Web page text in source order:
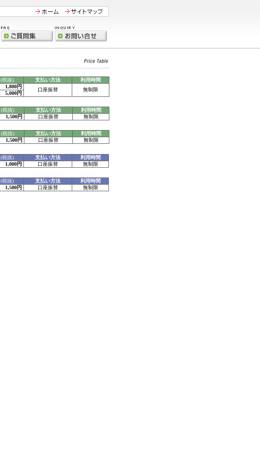
(税抜) 支払い方法
利用時間
1,800円
口座振替 無制限
5,000円
(税抜) 支払い方法
利用時間
1,500円 口座振替 無制限
(税抜) 支払い方法
利用時間
1,500円 口座振替 無制限
(税抜) 支払い方法
利用時間
1,000円 口座振替 無制限
(税抜) 支払い方法
利用時間
1,500円 口座振替 無制限